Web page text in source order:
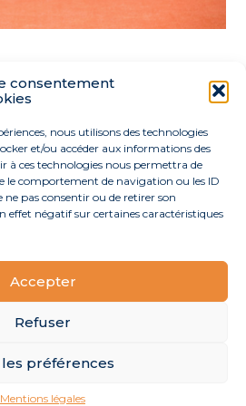
consentement
nous utilisons des technologies
et/ou accéder aux informations des
à ces technologies nous permettra de
le comportement de navigation ou les ID
ne pas consentir ou de retirer son
effet négatif sur certaines caractéristiques
Accepter
Refuser
les préférences
Mentions légales
La Grigonnais Linkedin
LÉGALES